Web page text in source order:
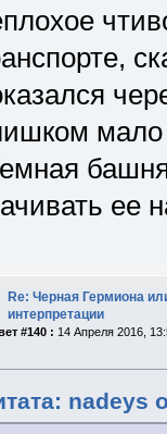
мало
ее
Re: Черная Гермиона
интерпретации
#140 : 14 Апреля 2016,
nadeys